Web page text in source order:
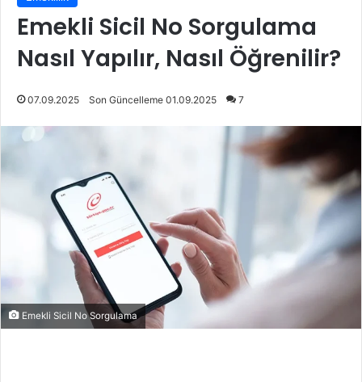
Emekli Sicil No Sorgulama
Nasıl Yapılır, Nasıl Öğrenilir?
07.09.2025 Son Güncelleme 01.09.2025 7
Emekli Sicil No Sorgulama